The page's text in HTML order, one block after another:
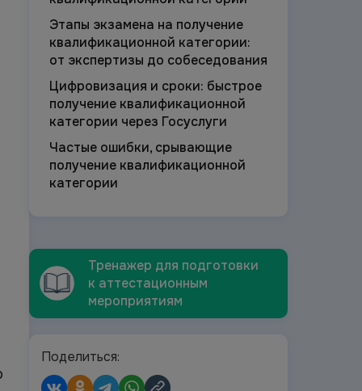
Этапы экзамена на получение
квалификационной категории:
от экспертизы до собеседования
Цифровизация и сроки: быстрое
получение квалификационной
категории через Госуслуги
Частые ошибки, срывающие
получение квалификационной
категории
Тренажер для подготовки
к аттестационным
мероприятиям
Поделиться: